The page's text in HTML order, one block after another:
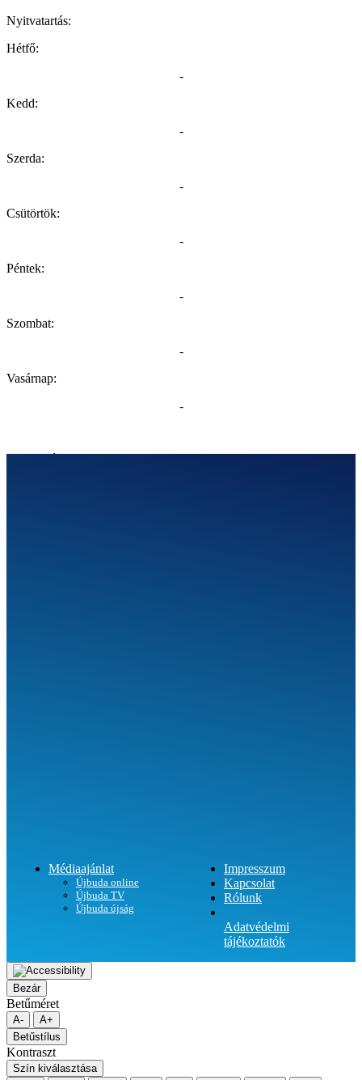
Nyitvatartás:
Hétfő:
-
Kedd:
-
Szerda:
-
Csütörtök:
-
Péntek:
-
Szombat:
-
Vasárnap:
-
Médiaajánlat
Újbuda online
Újbuda TV
Újbuda újság
Impresszum
Kapcsolat
Rólunk
Adatvédelmi
tájékoztatók
Bezár
Betűméret
A-
A+
Betűstílus
Kontraszt
Szín kiválasztása